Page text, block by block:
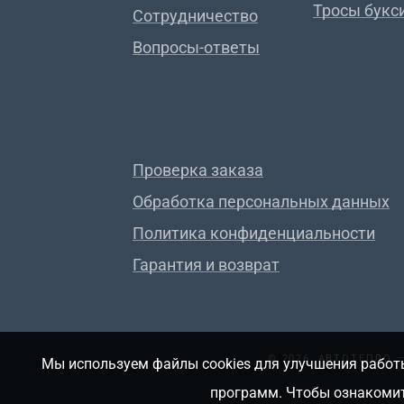
Сотрудничество
Вопросы-ответы
Тросы
Проверка заказа
Обработка персональных данных
Политика конфиденциальности
Гарантия и возврат
© 2026, АВТОТЕПЛО
Мы используем файлы cookies для улучшения
программ. Чтобы